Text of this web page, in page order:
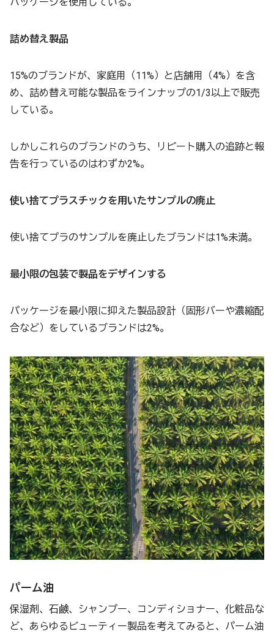
詰め替え製品
15%のブランドが、家庭用（11%）と店舗用（4%）を含
め、詰め替え可能な製品をラインナップの1/3以上で販売
している。
しかしこれらのブランドのうち、リピート購入の追跡と報
告を行っているのはわずか2%。
使い捨てプラスチックを用いたサンプルの廃止
使い捨てプラのサンプルを廃止したブランドは1%未満。
最小限の包装で製品をデザインする
パッケージを最小限に抑えた製品設計（固形バーや濃縮配
合など）をしているブランドは2%。
パーム油
保湿剤、石鹸、シャンプー、コンディショナー、化粧品な
ど、あらゆるビューティー製品を考えてみると、パーム油